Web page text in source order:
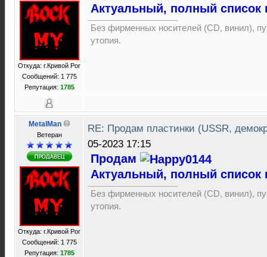
Откуда: г.Кривой Рог
Сообщений: 1 775
Репутация: 1785
Актуальный, полный список
Без фирменных носителей (CD, винил),
утопия.
MetalMan
Ветеран
Откуда: г.Кривой Рог
Сообщений: 1 775
Репутация: 1785
RE: Продам пластинки (USSR,
05-2023 17:15
Продам
Актуальный, полный список
Без фирменных носителей (CD, винил),
утопия.